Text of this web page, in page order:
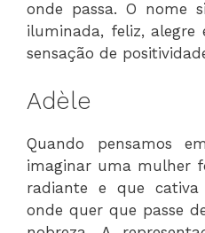
onde passa. O nome
iluminada, feliz,
sensação de
Adèle
Quando pensamos
imaginar uma mulher
radiante e que
onde quer que passe